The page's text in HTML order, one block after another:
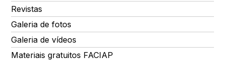
Revistas
Galeria de fotos
Galeria de vídeos
Materiais gratuitos FACIAP